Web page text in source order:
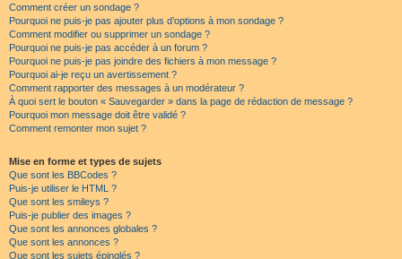
Comment créer un sondage ?
Pourquoi ne puis-je pas ajouter plus d’options à mon sondage ?
Comment modifier ou supprimer un sondage ?
Pourquoi ne puis-je pas accéder à un forum ?
Pourquoi ne puis-je pas joindre des fichiers à mon message ?
Pourquoi ai-je reçu un avertissement ?
Comment rapporter des messages à un modérateur ?
À quoi sert le bouton « Sauvegarder » dans la page de rédaction de message ?
Pourquoi mon message doit être validé ?
Comment remonter mon sujet ?
Mise en forme et types de sujets
Que sont les BBCodes ?
Puis-je utiliser le HTML ?
Que sont les smileys ?
Puis-je publier des images ?
Que sont les annonces globales ?
Que sont les annonces ?
Que sont les sujets épinglés ?